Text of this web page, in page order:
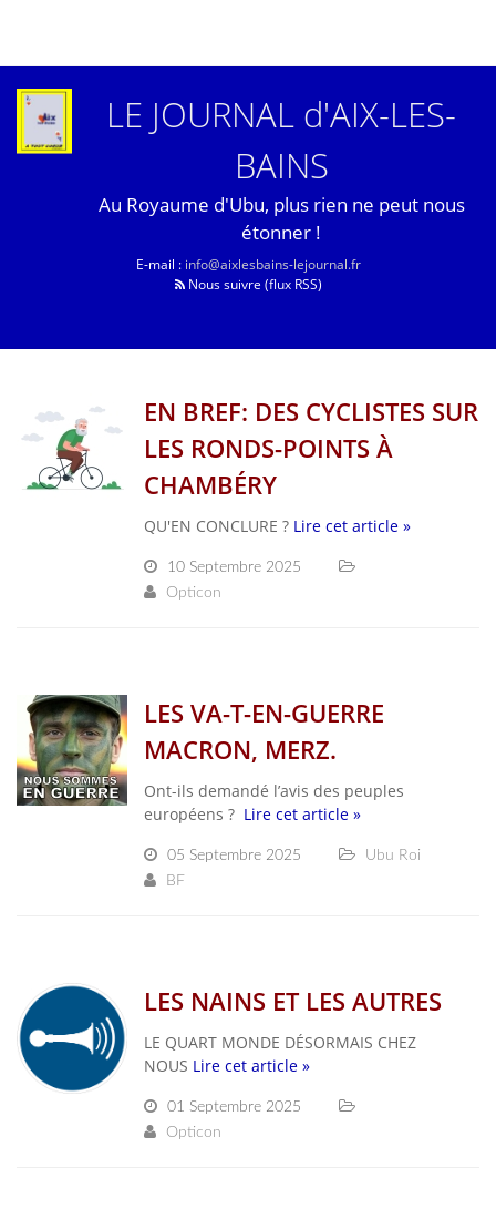
LE JOURNAL d'AIX-LES-
BAINS
Au Royaume d'Ubu, plus rien ne peut nous
étonner !
E-mail : info@aixlesbains-lejournal.fr
Nous suivre (flux RSS)
EN BREF: DES CYCLISTES SUR
LES RONDS-POINTS À
CHAMBÉRY
QU'EN CONCLURE ? Lire cet article »
10 Septembre 2025
Opticon
LES VA-T-EN-GUERRE
MACRON, MERZ.
Ont-ils demandé l’avis des peuples
européens ? Lire cet article »
05 Septembre 2025
Ubu Roi
BF
LES NAINS ET LES AUTRES
LE QUART MONDE DÉSORMAIS CHEZ
NOUS Lire cet article »
01 Septembre 2025
Opticon